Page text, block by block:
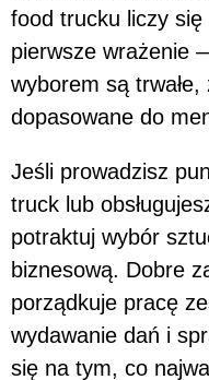
food trucku liczy
pierwsze wrażenie
wyborem są
dopasowane do
Jeśli prowadzisz
truck lub
potraktuj wybór
biznesową. Dobre
porządkuje pracę
wydawanie dań i
się na tym, co